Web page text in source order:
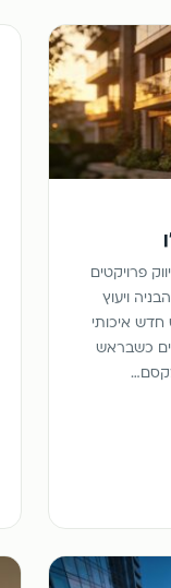
פרויקטים
ויעוץ
חדש איכותי
כשבראש